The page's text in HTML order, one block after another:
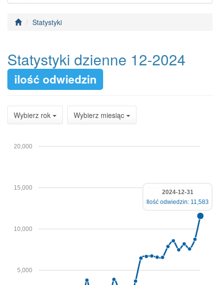
Statystyki
Statystyki dzienne 12-2024
ilość odwiedzin
Wybierz rok Wybierz miesiąc
5,000
10,000
15,000
20,000
2024-12-31
Ilość odwiedzin: 11,583